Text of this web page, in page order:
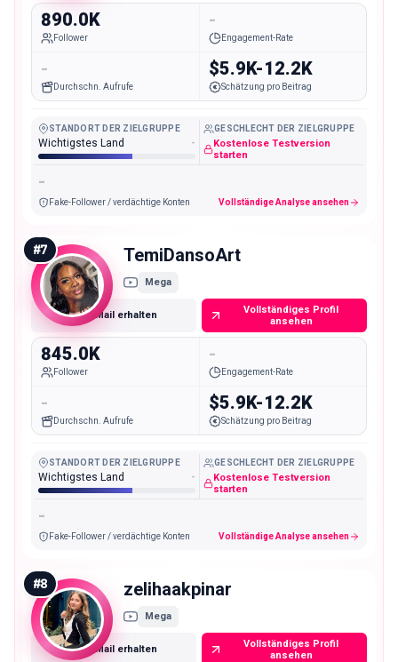
890.0K
Follower
-
Engagement-Rate
-
Durchschn. Aufrufe
$5.9K-12.2K
Schätzung pro Beitrag
STANDORT DER ZIELGRUPPE
Wichtigstes Land -
GESCHLECHT DER ZIELGRUPPE
Kostenlose Testversion
starten
-
Fake-Follower / verdächtige Konten Vollständige Analyse ansehen
#7 TemiDansoArt
Mega
E-Mail erhalten
Vollständiges Profil
ansehen
845.0K
Follower
-
Engagement-Rate
-
Durchschn. Aufrufe
$5.9K-12.2K
Schätzung pro Beitrag
STANDORT DER ZIELGRUPPE
Wichtigstes Land -
GESCHLECHT DER ZIELGRUPPE
Kostenlose Testversion
starten
-
Fake-Follower / verdächtige Konten Vollständige Analyse ansehen
#8 zelihaakpinar
Mega
E-Mail erhalten
Vollständiges Profil
ansehen